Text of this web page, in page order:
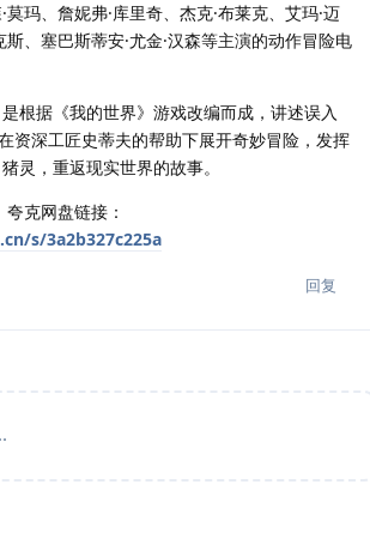
玛、詹妮弗·库里奇、杰克·布莱克、艾玛·迈
斯、塞巴斯蒂安·尤金·汉森等主演的动作冒险电
是根据《我的世界》游戏改编而成，讲述误入
资深工匠史蒂夫的帮助下展开奇妙冒险，发挥
灵，重返现实世界的故事。
夸克网盘链接：
s/3a2b327c225a
回复